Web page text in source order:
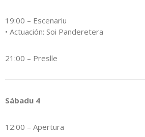
19:00 – Escenariu
• Actuación: Soi Panderetera
21:00 – Preslle
Sábadu 4
12:00 – Apertura